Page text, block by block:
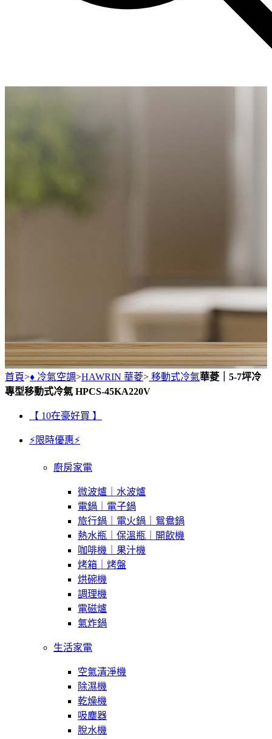
首頁>♦ 冷氣空調>HAWRIN 華菱> 移動式冷氣華菱｜5-7坪冷
專型移動式冷氣 HPCS-45KA220V
【 10在豪好買 】
⚡限時優惠⚡
廚房家電
微波爐｜水波爐
電鍋｜電子鍋
旅行鍋｜電火鍋｜鴛鴦鍋
熱水瓶｜保溫瓶｜開飲機
咖啡機｜果汁機
烤箱｜烤盤
烘碗機
調理機
電磁爐
氣炸鍋
生活家電
空氣清淨機
除濕機
乾燥機
吸塵器
脫水機